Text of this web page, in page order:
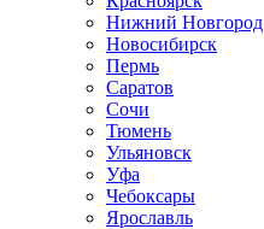
Нижний Новгород
Новосибирск
Пермь
Саратов
Сочи
Тюмень
Ульяновск
Уфа
Чебоксары
Ярославль